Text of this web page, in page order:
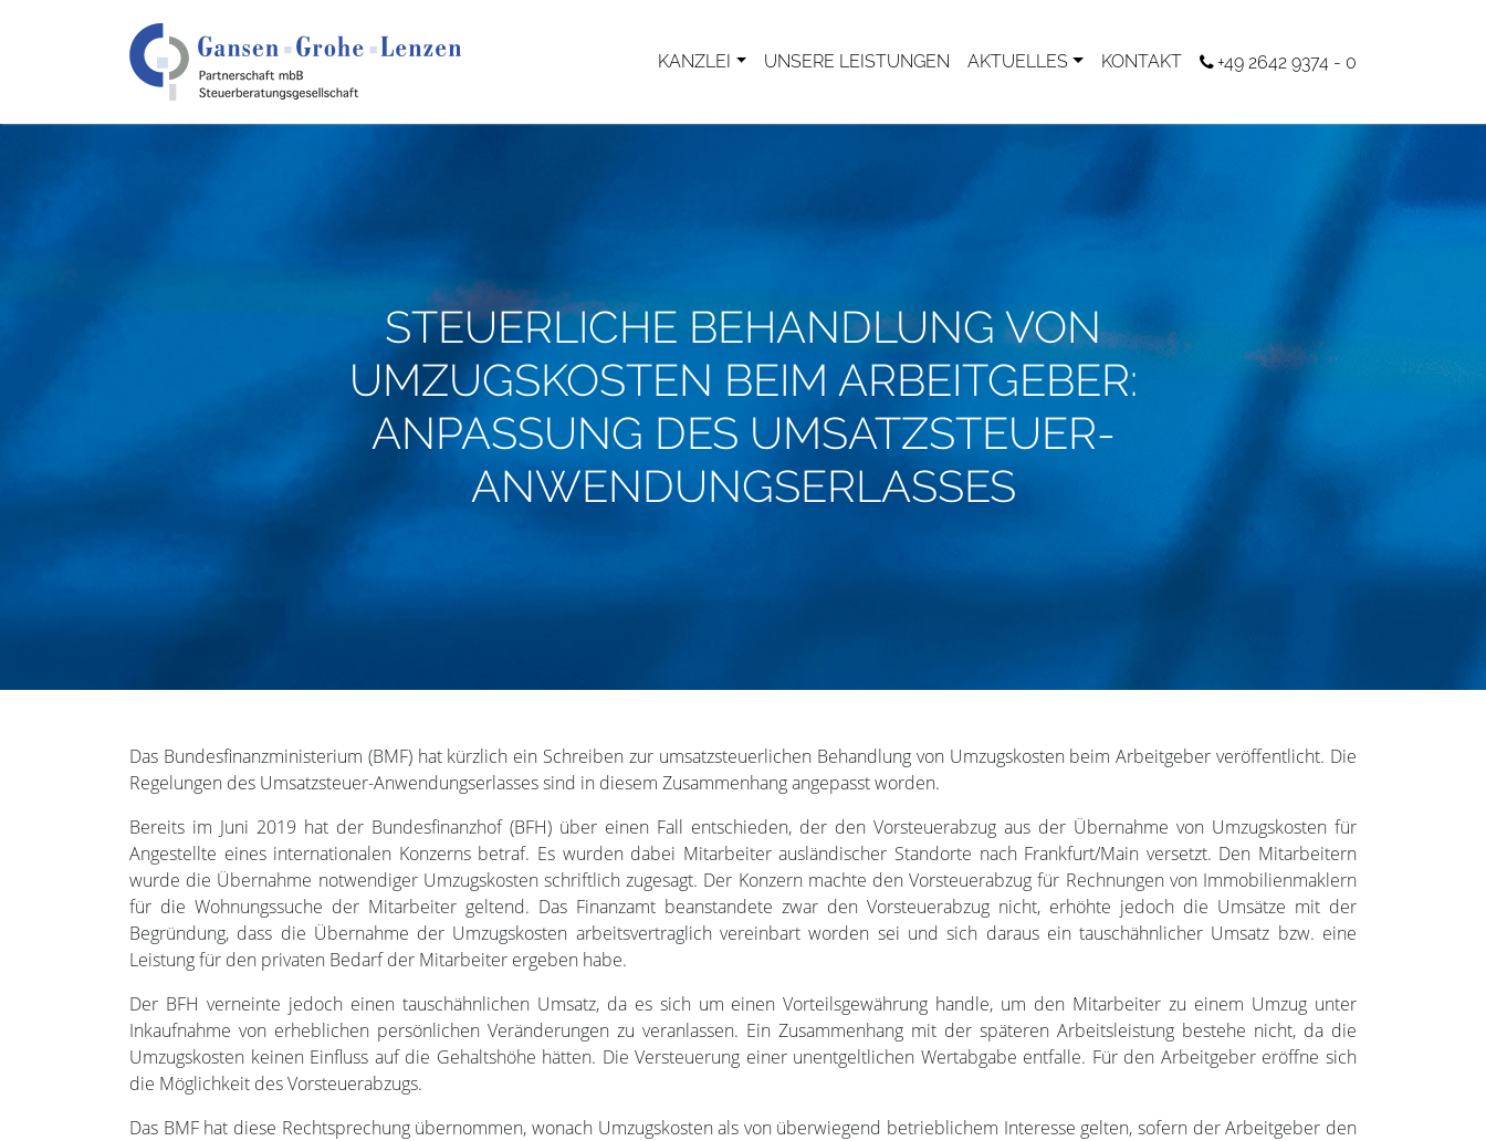
KANZLEI UNSERE LEISTUNGEN AKTUELLES KONTAKT +49 2642 9374 - 0
STEUERLICHE BEHANDLUNG VON
UMZUGSKOSTEN BEIM ARBEITGEBER:
ANPASSUNG DES UMSATZSTEUER-
ANWENDUNGSERLASSES
Das Bundesfinanzministerium (BMF) hat kürzlich ein Schreiben zur umsatzsteuerlichen Behandlung von Umzugskosten beim Arbeitgeber veröffentlicht. Die
Regelungen des Umsatzsteuer-Anwendungserlasses sind in diesem Zusammenhang angepasst worden.
Bereits im Juni 2019 hat der Bundesfinanzhof (BFH) über einen Fall entschieden, der den Vorsteuerabzug aus der Übernahme von Umzugskosten für
Angestellte eines internationalen Konzerns betraf. Es wurden dabei Mitarbeiter ausländischer Standorte nach Frankfurt/Main versetzt. Den Mitarbeitern
wurde die Übernahme notwendiger Umzugskosten schriftlich zugesagt. Der Konzern machte den Vorsteuerabzug für Rechnungen von Immobilienmaklern
für die Wohnungssuche der Mitarbeiter geltend. Das Finanzamt beanstandete zwar den Vorsteuerabzug nicht, erhöhte jedoch die Umsätze mit der
Begründung, dass die Übernahme der Umzugskosten arbeitsvertraglich vereinbart worden sei und sich daraus ein tauschähnlicher Umsatz bzw. eine
Leistung für den privaten Bedarf der Mitarbeiter ergeben habe.
Der BFH verneinte jedoch einen tauschähnlichen Umsatz, da es sich um einen Vorteilsgewährung handle, um den Mitarbeiter zu einem Umzug unter
Inkaufnahme von erheblichen persönlichen Veränderungen zu veranlassen. Ein Zusammenhang mit der späteren Arbeitsleistung bestehe nicht, da die
Umzugskosten keinen Einfluss auf die Gehaltshöhe hätten. Die Versteuerung einer unentgeltlichen Wertabgabe entfalle. Für den Arbeitgeber eröffne sich
die Möglichkeit des Vorsteuerabzugs.
Das BMF hat diese Rechtsprechung übernommen, wonach Umzugskosten als von überwiegend betrieblichem Interesse gelten, sofern der Arbeitgeber den